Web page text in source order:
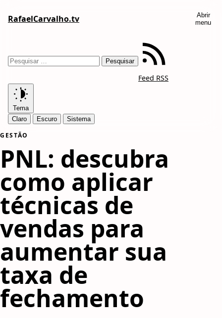
RafaelCarvalho.tv
Abrir
menu
Feed RSS
Tema
Claro
Escuro Sistema
GESTÃO
PNL: descubra
como aplicar
técnicas de
vendas para
aumentar sua
taxa de
fechamento